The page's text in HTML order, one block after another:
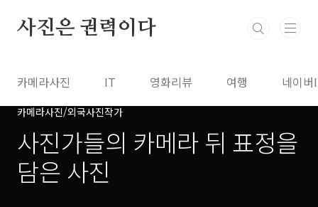
사진은 권력이다
카메라사진 IT 영화리뷰 여행 네이
카메라사진/외국사진작가
사진가들의 카메라 뒤 표정을
담은 사진